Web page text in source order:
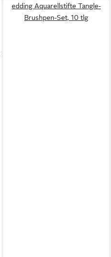
edding Aquarellstifte Tangle-
Brushpen-Set, 10 tlg